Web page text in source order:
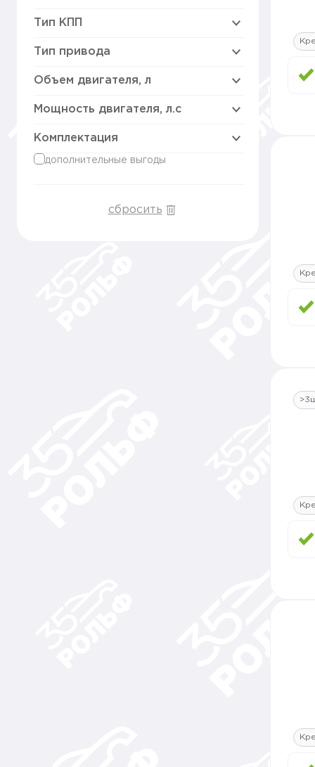
Тип КПП
Тип привода
Объем двигателя, л
Мощность двигателя, л.с
Комплектация
дополнительные выгоды
сбросить